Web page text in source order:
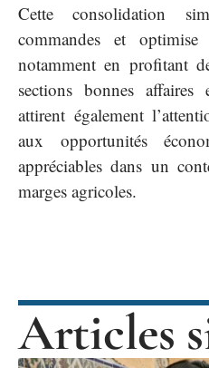
Cette consolidation
commandes et
notamment en profitant
sections bonnes
attirent également
aux opportunités
appréciables dans un
marges agricoles.
Articles